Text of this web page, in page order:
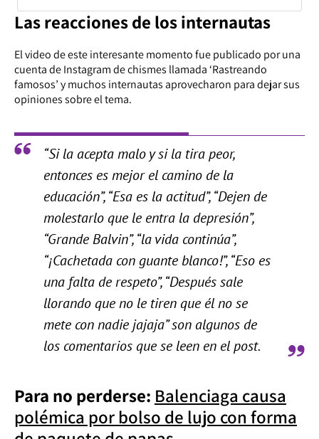
Las reacciones de los internautas
El video de este interesante momento fue publicado por una
cuenta de Instagram de chismes llamada ‘Rastreando
famosos’ y muchos internautas aprovecharon para dejar sus
opiniones sobre el tema.
“Si la acepta malo y si la tira peor,
entonces es mejor el camino de la
educación”, “Esa es la actitud”, “Dejen de
molestarlo que le entra la depresión”,
“Grande Balvin”, “la vida continúa”,
“¡Cachetada con guante blanco!”, “Eso es
una falta de respeto”, “Después sale
llorando que no le tiren que él no se
mete con nadie jajaja” son algunos de
los comentarios que se leen en el post.
Para no perderse: Balenciaga causa
polémica por bolso de lujo con forma